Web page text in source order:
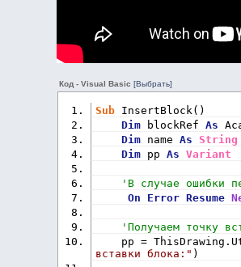
Код - Visual Basic [Выбрать]
Sub InsertBlock()
Dim blockRef As
Dim name As
String
Dim pp As Variant
'В случае ошибки
On
Error Resume
'Получаем точку
pp =
вставки блока:" )